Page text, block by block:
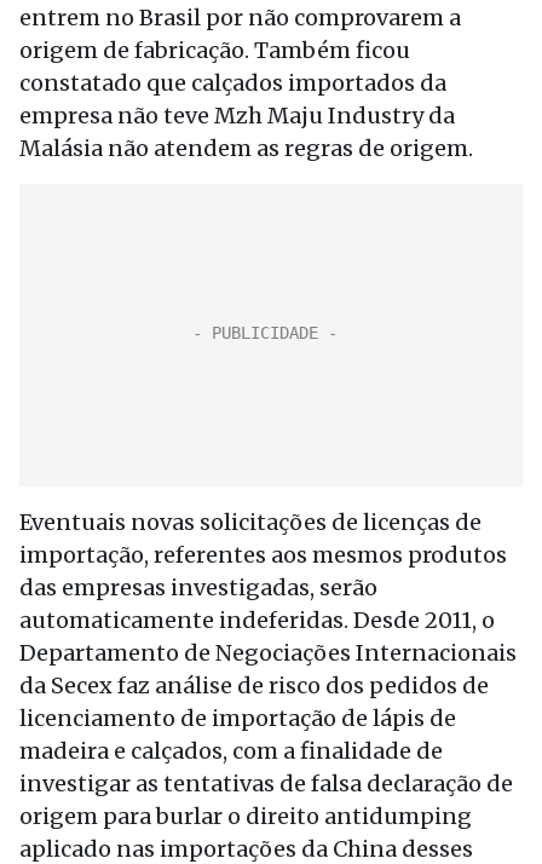
entrem no Brasil por não comprovarem a
origem de fabricação. Também ficou
constatado que calçados importados da
empresa não teve Mzh Maju Industry da
Malásia não atendem as regras de origem.
Eventuais novas solicitações de licenças de
importação, referentes aos mesmos produtos
das empresas investigadas, serão
automaticamente indeferidas. Desde 2011, o
Departamento de Negociações Internacionais
da Secex faz análise de risco dos pedidos de
licenciamento de importação de lápis de
madeira e calçados, com a finalidade de
investigar as tentativas de falsa declaração de
origem para burlar o direito antidumping
aplicado nas importações da China desses